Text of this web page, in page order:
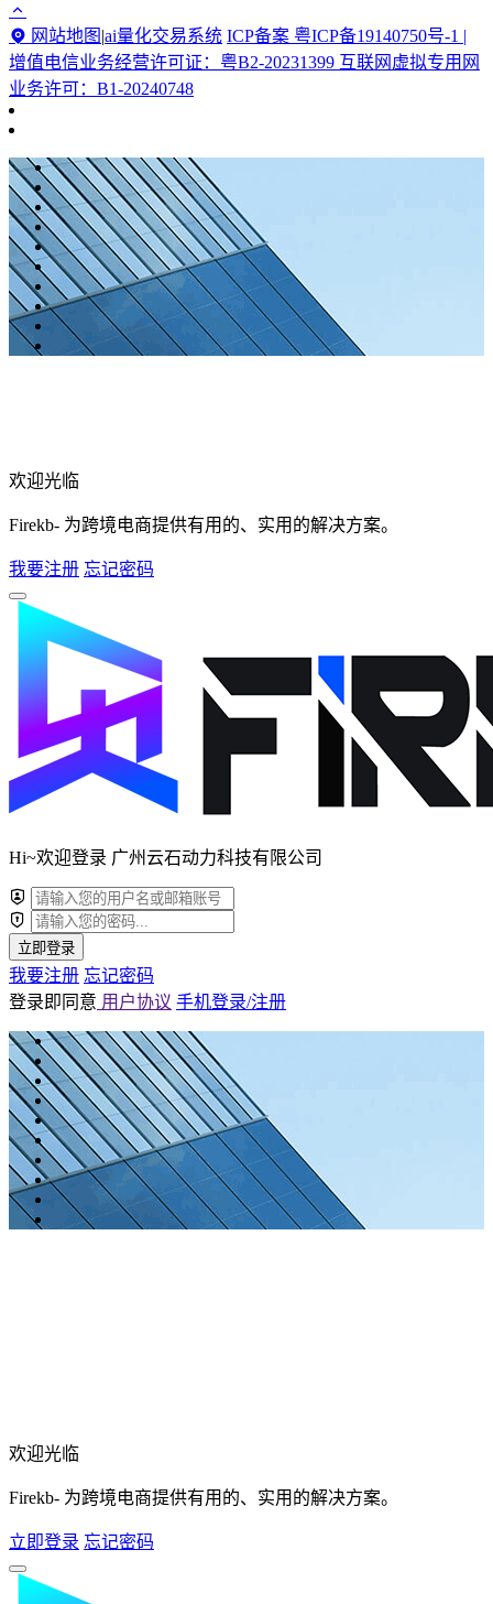
网站地图 |ai量化交易系统 ICP备案 粤ICP备19140750号-1 |
增值电信业务经营许可证：粤B2-20231399 互联网虚拟专用网
业务许可：B1-20240748
欢迎光临
Firekb- 为跨境电商提供有用的、实用的解决方案。
我要注册 忘记密码
Hi~欢迎登录 广州云石动力科技有限公司
立即登录
我要注册 忘记密码
登录即同意 用户协议 手机登录/注册
欢迎光临
Firekb- 为跨境电商提供有用的、实用的解决方案。
立即登录 忘记密码